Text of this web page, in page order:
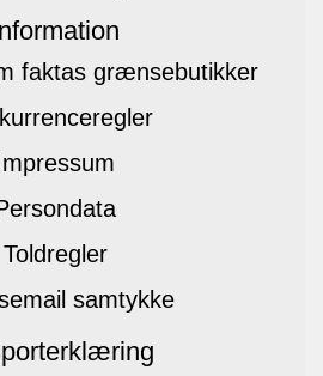
faktas grænsebutikker
Toldregler
samtykke